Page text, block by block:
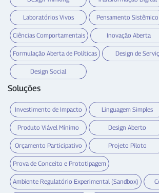
Laboratórios Vivos Pensamento Sistêmico
Ciências Comportamentais Inovação Aberta
Formulação Aberta de Políticas Design de
Design Social
Soluções
Investimento de Impacto Linguagem Simples
Produto Viável Mínimo Design Aberto
Orçamento Participativo Projeto Piloto
Prova de Conceito e Prototipagem
Ambiente Regulatório Experimental (Sandbox)